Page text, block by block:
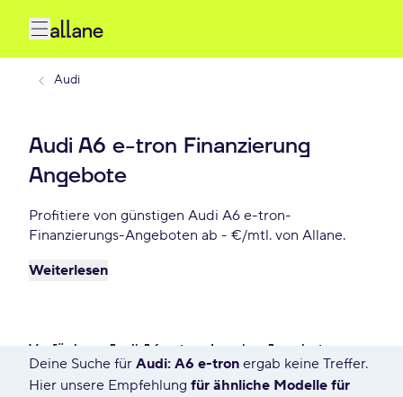
Audi
Audi A6 e-tron Finanzierung
Angebote
Profitiere von günstigen Audi A6 e-tron-
Finanzierungs-Angeboten ab - €/mtl. von Allane.
Weiterlesen
Verfügbare Audi A6 e-tron Leasing Angebote
33 Angebote für Deine Suche
Deine Suche für Audi: A6 e-tron ergab keine Treffer.
Hier unsere Empfehlung für ähnliche Modelle für